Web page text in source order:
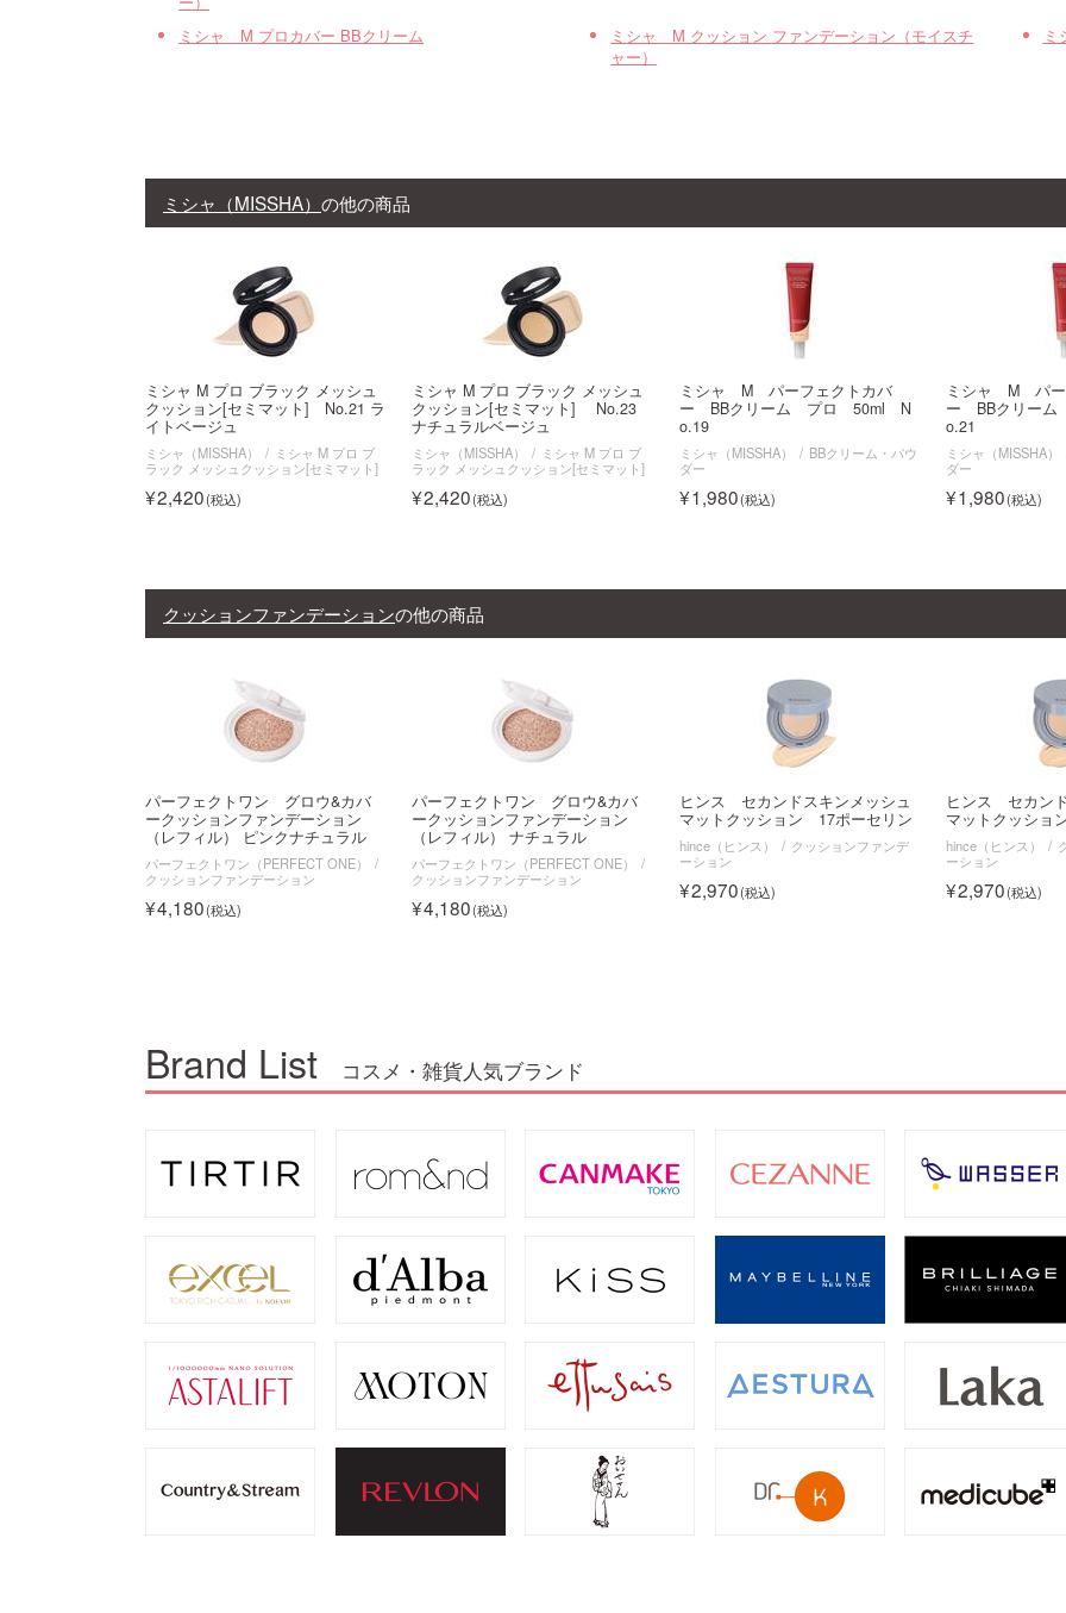
ミシャ M プロカバー BBクリーム
ミシャ M クッション ファンデーション（モイスチ
ャー）
ミシャ（MISSHA） の他の商品
ミシャ M プロ ブラック メッシュ
クッション[セミマット] No.21 ラ
イトベージュ
ミシャ（MISSHA）
ミシャ M プロ ブ
ラック メッシュクッション[セミマット]
2,420
ミシャ M プロ ブラック メッシュ
クッション[セミマット] No.23
ナチュラルベージュ
ミシャ（MISSHA）
ミシャ M プロ ブ
ラック メッシュクッション[セミマット]
2,420
ミシャ M パーフェクトカバ
ー BBクリーム プロ 50ml N
o.19
ミシャ（MISSHA）
BBクリーム・パウ
ダー
1,980
ミシャ M パー
ー BBクリー
o.21
ミシャ（MISSHA）
ダー
1,980
クッションファンデーションの他の商品
パーフェクトワン グロウ&カバ
ークッションファンデーション
（レフィル） ピンクナチュラル
パーフェクトワン（PERFECT ONE）
クッションファンデーション
4,180
パーフェクトワン グロウ&カバ
ークッションファンデーション
（レフィル） ナチュラル
パーフェクトワン（PERFECT ONE）
クッションファンデーション
4,180
ヒンス セカンドスキンメッシュ
マットクッション 17ポーセリン
hince（ヒンス）
クッションファンデ
ーション
2,970
ヒンス セカン
マットクッショ
hince（ヒンス）
ーション
2,970
Brand List コスメ・雑貨人気ブランド